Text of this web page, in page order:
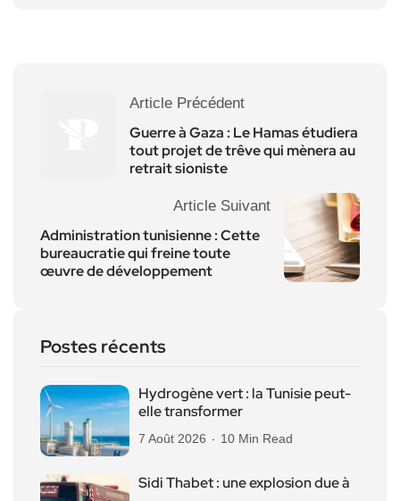
Article Précédent
Guerre à Gaza : Le Hamas étudiera
tout projet de trêve qui mènera au
retrait sioniste
Article Suivant
Administration tunisienne : Cette
bureaucratie qui freine toute
œuvre de développement
Postes récents
Hydrogène vert : la Tunisie peut-
elle transformer
7 Août 2026 10 Min Read
Sidi Thabet : une explosion due à